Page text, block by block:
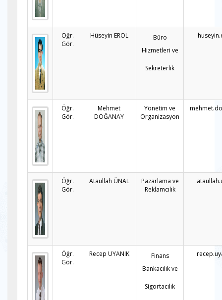
Öğr.
Gör.
Hüseyin EROL
Büro
Hizmetleri ve
Sekreterlik
Öğr.
Gör.
Mehmet
DOĞANAY
Yönetim ve
Organizasyon
Öğr.
Gör.
Ataullah ÜNAL
Pazarlama ve
Reklamcılık
Öğr.
Gör.
Recep UYANIK
Finans
Bankacılık ve
Sigortacılık